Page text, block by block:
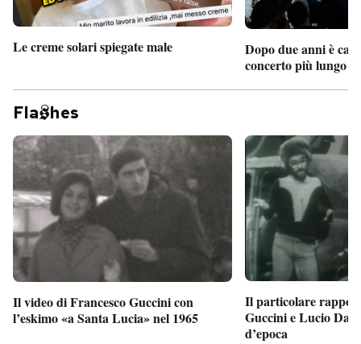
Le creme solari spiegate male
Dopo due anni è
concerto più lungo
Fla hes
Il video di Francesco Guccini con
l’eskimo «a Santa Lucia» nel 1965
Il particolare
Guccini e Lucio
d’epoca